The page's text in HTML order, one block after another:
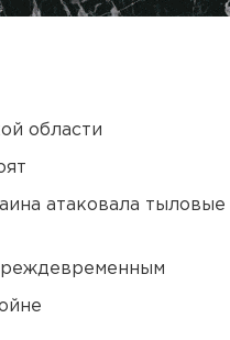
области
атаковала тыловые